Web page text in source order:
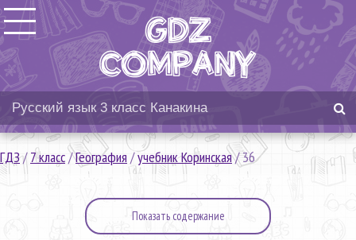
ГДЗ/7 класс/География /учебник Коринская/36
Показать содержание